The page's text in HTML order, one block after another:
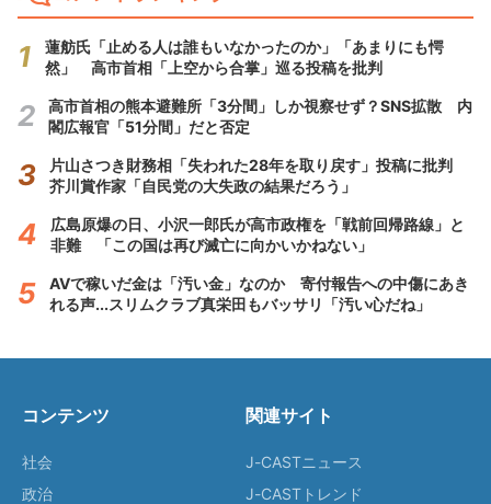
蓮舫氏「止める人は誰もいなかったのか」「あまりにも愕
然」 高市首相「上空から合掌」巡る投稿を批判
高市首相の熊本避難所「3分間」しか視察せず？SNS拡散 内
閣広報官「51分間」だと否定
片山さつき財務相「失われた28年を取り戻す」投稿に批判
芥川賞作家「自民党の大失政の結果だろう」
広島原爆の日、小沢一郎氏が高市政権を「戦前回帰路線」と
非難 「この国は再び滅亡に向かいかねない」
AVで稼いだ金は「汚い金」なのか 寄付報告への中傷にあき
れる声...スリムクラブ真栄田もバッサリ「汚い心だね」
コンテンツ
社会
政治
関連サイト
J-CASTニュース
J-CASTトレンド